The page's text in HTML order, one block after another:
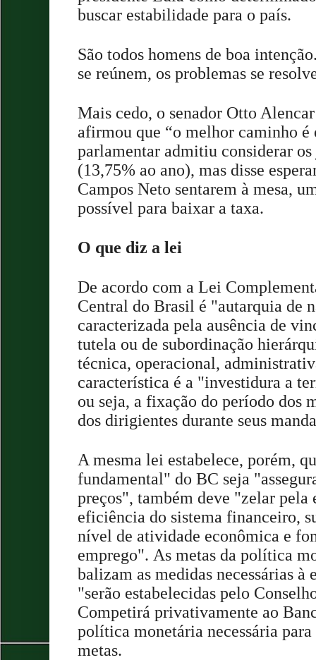
buscar estabilidade para o país.
São todos homens de boa
se reúnem, os problemas se
Mais cedo, o senador Otto
afirmou que “o melhor caminho é
parlamentar admitiu considerar
(13,75% ao ano), mas disse
Campos Neto sentarem à mesa,
possível para baixar a taxa.
O que diz a lei
De acordo com a Lei
Central do Brasil é "autarquia de
caracterizada pela ausência de
tutela ou de subordinação
técnica, operacional,
característica é a "investidura a
ou seja, a fixação do período dos
dos dirigientes durante seus
A mesma lei estabelece, porém,
fundamental" do BC seja
preços", também deve "zelar pela
eficiência do sistema financeiro,
nível de atividade econômica e
emprego". As metas da política
balizam as medidas necessárias à
"serão estabelecidas pelo
Competirá privativamente ao
política monetária necessária
metas.